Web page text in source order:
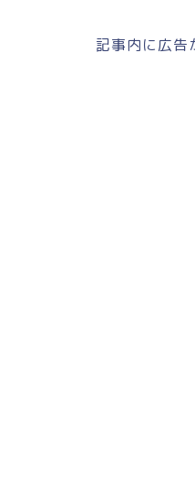
記事内に広告